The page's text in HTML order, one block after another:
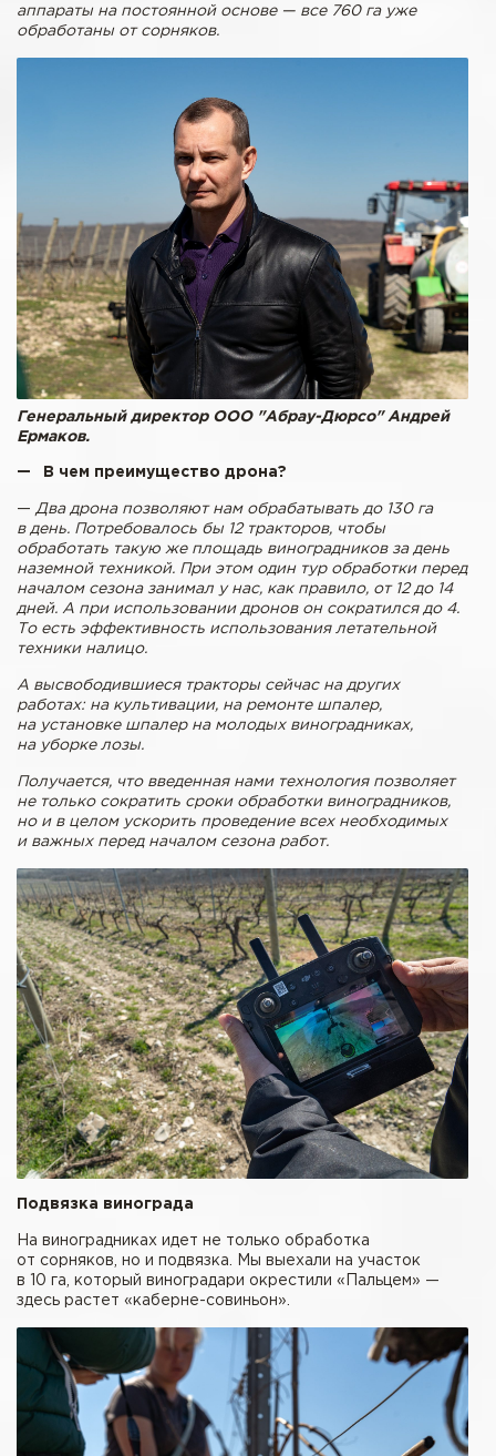
аппараты на постоянной основе — все 760 га уже
обработаны от сорняков.
Генеральный директор ООО "Абрау-Дюрсо" Андрей
Ермаков.
— В чем преимущество дрона?
— Два дрона позволяют нам обрабатывать до 130 га
в день. Потребовалось бы 12 тракторов, чтобы
обработать такую же площадь виноградников за день
наземной техникой. При этом один тур обработки перед
началом сезона занимал у нас, как правило, от 12 до 14
дней. А при использовании дронов он сократился до 4.
То есть эффективность использования летательной
техники налицо.
А высвободившиеся тракторы сейчас на других
работах: на культивации, на ремонте шпалер,
на установке шпалер на молодых виноградниках,
на уборке лозы.
Получается, что введенная нами технология позволяет
не только сократить сроки обработки виноградников,
но и в целом ускорить проведение всех необходимых
и важных перед началом сезона работ.
Подвязка винограда
На виноградниках идет не только обработка
от сорняков, но и подвязка. Мы выехали на участок
в 10 га, который виноградари окрестили «Пальцем» —
здесь растет «каберне-совиньон».